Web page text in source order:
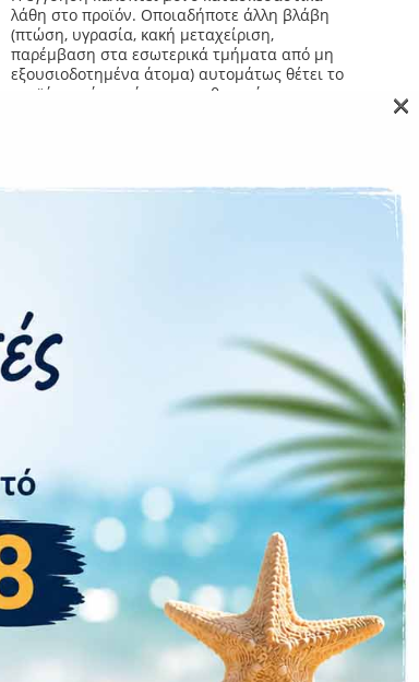
λάθη στο προϊόν. Οποιαδήποτε άλλη βλάβη
(πτώση, υγρασία, κακή μεταχείριση,
παρέμβαση στα εσωτερικά τμήματα από μη
εξουσιοδοτημένα άτομα) αυτομάτως θέτει το
προϊόν εκτός εγγύησης και θα υπάρχει
κατάσταση
×